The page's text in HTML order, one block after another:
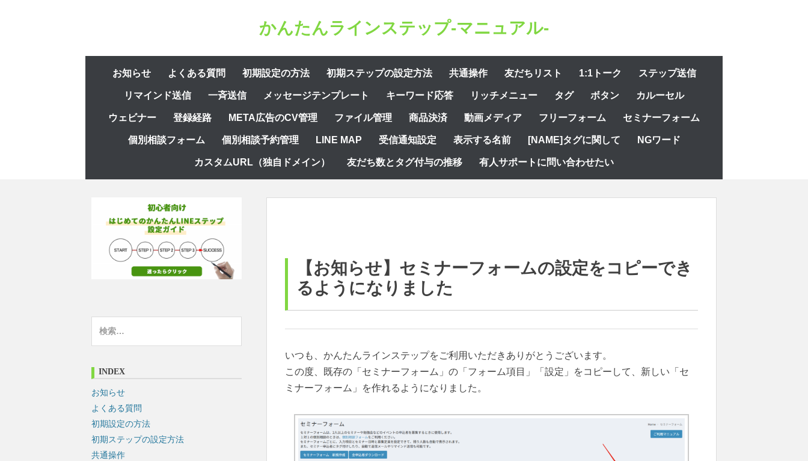
かんたんラインステップ-マニュアル-
キ
お知らせ よくある質問 初期設定の方法 初期ステップの設定方法 共通操作 友だちリスト 1:1トーク ステップ送信
リマインド送信 一斉送信 メッセージテンプレート キーワード応答 リッチメニュー タグ ボタン カルーセル
ウェビナー 登録経路 META広告のCV管理 ファイル管理 商品決済 動画メディア フリーフォーム セミナーフォーム
個別相談フォーム 個別相談予約管理 LINE MAP 受信通知設定 表示する名前 [NAME]タグに関して NGワード
カスタムURL（独自ドメイン） 友だち数とタグ付与の推移 有人サポートに問い合わせたい
【お知らせ】セミナーフォームの設定をコピーでき
るようになりました
いつも、かんたんラインステップをご利用いただきありがとうございます。
この度、既存の「セミナーフォーム」の「フォーム項目」「設定」をコピーして、新しい「セ
ミナーフォーム」を作れるようになりました。
検
INDEX
お知らせ
よくある質問
初期設定の方法
初期ステップの設定方法
共通操作